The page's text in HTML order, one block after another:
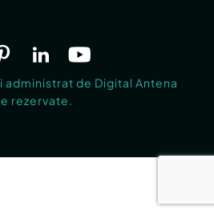
de Digital Antena
rezervate.